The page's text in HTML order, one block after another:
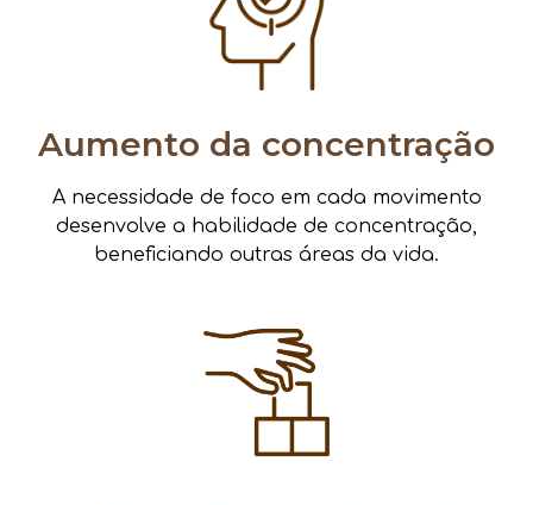
Aumento da concentração
A necessidade de foco em cada movimento
desenvolve a habilidade de concentração,
beneficiando outras áreas da vida.